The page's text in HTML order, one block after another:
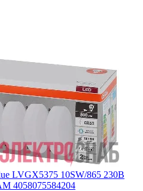
LVGX5375 10SW/865 230В
4058075584204